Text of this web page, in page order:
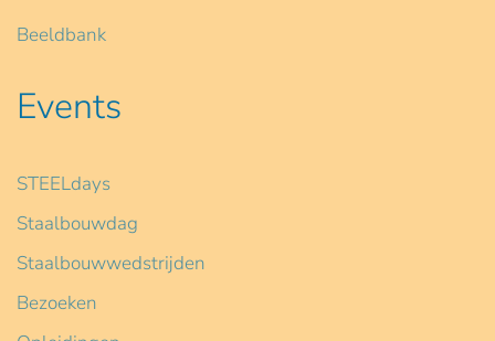
Beeldbank
Events
STEELdays
Staalbouwdag
Staalbouwwedstrijden
Bezoeken